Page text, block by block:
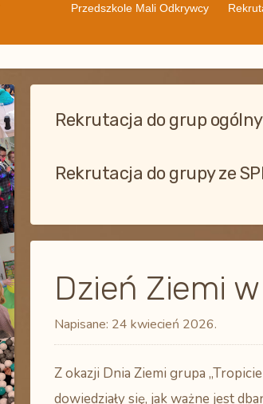
Przedszkole Mali Odkrywcy
Rekrutacja do grup
Rekrutacja do grupy ze
Dzień Ziemi
Napisane: 24 kwiecień 2026.
Z okazji Dnia Ziemi grupa
dowiedziały się, jak ważne jest